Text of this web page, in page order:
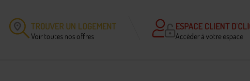
TROUVER UN LOGEMENT
Voir toutes nos offres
ESPACE CLIENT
Accéder à votre espace